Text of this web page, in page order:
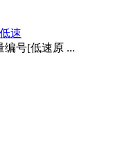
速
编号[低速原 ...